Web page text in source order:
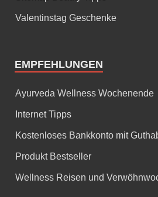
Valentinstag Geschenke
EMPFEHLUNGEN
Ayurveda Wellness Wochenende
Internet Tipps
Kostenloses Bankkonto mit
Produkt Bestseller
Wellness Reisen und